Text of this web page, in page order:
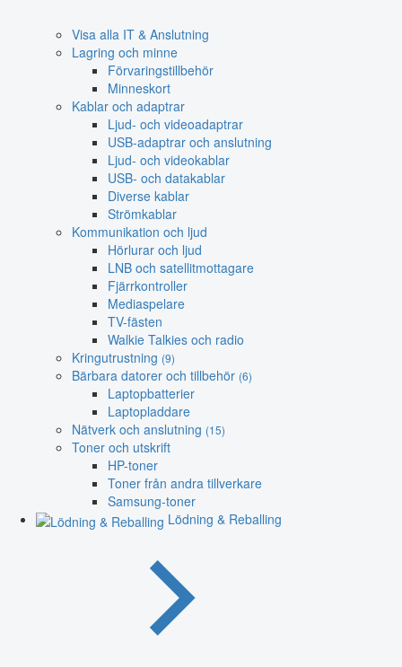
Visa alla IT & Anslutning
Lagring och minne
Förvaringstillbehör
Minneskort
Kablar och adaptrar
Ljud- och videoadaptrar
USB-adaptrar och anslutning
Ljud- och videokablar
USB- och datakablar
Diverse kablar
Strömkablar
Kommunikation och ljud
Hörlurar och ljud
LNB och satellitmottagare
Fjärrkontroller
Mediaspelare
TV-fästen
Walkie Talkies och radio
Kringutrustning (9)
Bärbara datorer och tillbehör (6)
Laptopbatterier
Laptopladdare
Nätverk och anslutning (15)
Toner och utskrift
HP-toner
Toner från andra tillverkare
Samsung-toner
Lödning & Reballing